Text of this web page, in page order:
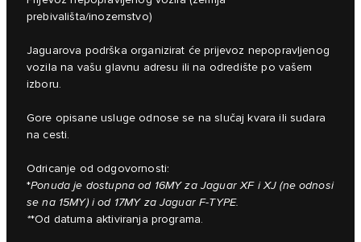
prebivališta/inozemstvo)
Jaguarova podrška organizirat će prijevoz nepopravljenog
vozila na vašu glavnu adresu ili na odredište po vašem
izboru.
Gore opisane usluge odnose se na slučaj kvara ili sudara
na cesti.
Odricanje od odgovornosti:
*Ponuda je dostupna od 16MY za Jaguar XF i XJ (ne odnosi
se na 15MY) i od 17MY za Jaguar F-TYPE.
**Od datuma aktiviranja programa.